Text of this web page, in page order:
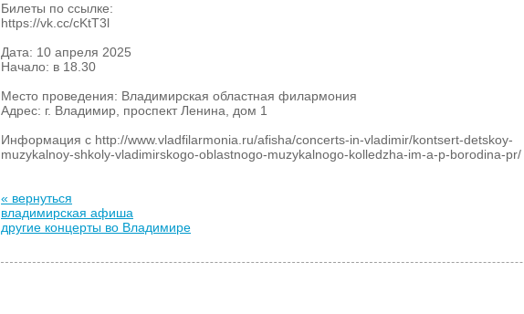
Билеты по ссылке:
https://vk.cc/cKtT3l
Дата: 10 апреля 2025
Начало: в 18.30
Место проведения: Владимирская областная филармония
Адрес: г. Владимир, проспект Ленина, дом 1
Информация с http://www.vladfilarmonia.ru/afisha/concerts-in-vladimir/kontsert-detskoy-
muzykalnoy-shkoly-vladimirskogo-oblastnogo-muzykalnogo-kolledzha-im-a-p-borodina-pr/
« вернуться
владимирская афиша
другие концерты во Владимире